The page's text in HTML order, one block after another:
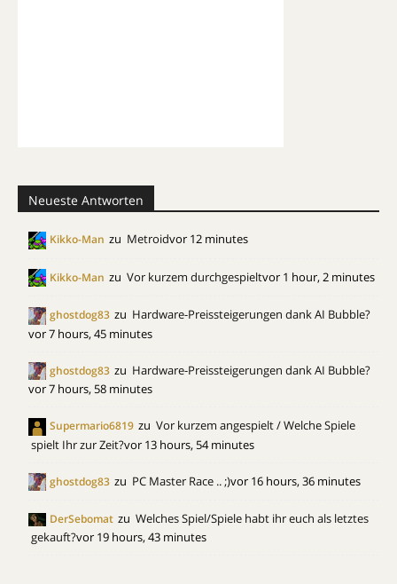
Neueste Antworten
Kikko-Man zu Metroidvor 12 minutes
Kikko-Man zu Vor kurzem durchgespieltvor 1 hour, 2 minutes
ghostdog83 zu Hardware-Preissteigerungen dank AI Bubble?
vor 7 hours, 45 minutes
ghostdog83 zu Hardware-Preissteigerungen dank AI Bubble?
vor 7 hours, 58 minutes
Supermario6819 zu Vor kurzem angespielt / Welche Spiele
spielt Ihr zur Zeit?vor 13 hours, 54 minutes
ghostdog83 zu PC Master Race .. ;)vor 16 hours, 36 minutes
DerSebomat zu Welches Spiel/Spiele habt ihr euch als letztes
gekauft?vor 19 hours, 43 minutes